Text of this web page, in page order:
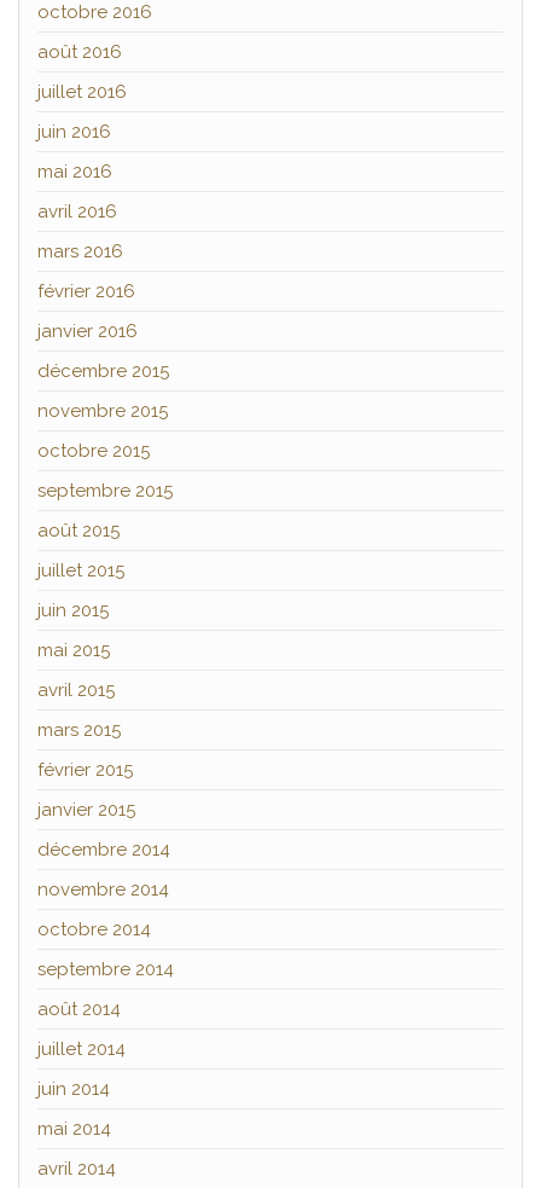
octobre 2016
août 2016
juillet 2016
juin 2016
mai 2016
avril 2016
mars 2016
février 2016
janvier 2016
décembre 2015
novembre 2015
octobre 2015
septembre 2015
août 2015
juillet 2015
juin 2015
mai 2015
avril 2015
mars 2015
février 2015
janvier 2015
décembre 2014
novembre 2014
octobre 2014
septembre 2014
août 2014
juillet 2014
juin 2014
mai 2014
avril 2014